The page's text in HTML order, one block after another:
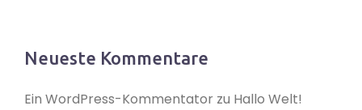
Neueste Kommentare
Ein WordPress-Kommentator zu Hallo Welt!